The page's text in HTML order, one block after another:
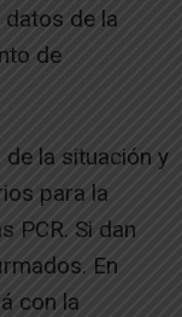
de la
de
la situación y
para la
PCR. Si dan
En
con la